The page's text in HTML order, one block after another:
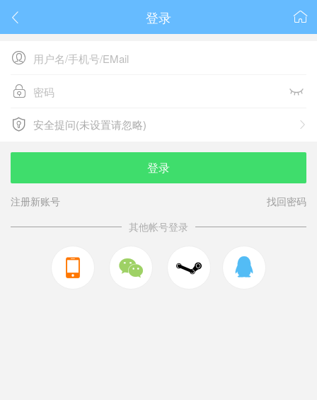
 
登录

 
 
安全提问(未设置请忽略)
安全提问(未设置请忽略)
登录
注册新账号
找回密码
其他帐号登录
  